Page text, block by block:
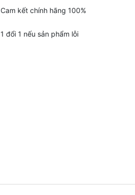
Cam kết chính hãng 100%
1 đổi 1 nếu sản phẩm lỗi